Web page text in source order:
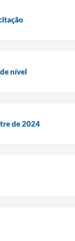
nível
de 2024